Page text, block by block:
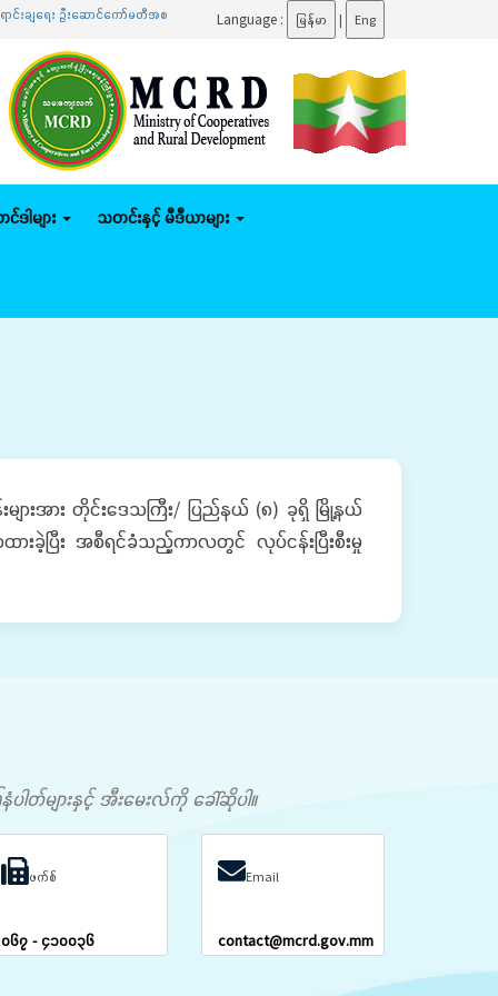
ျရေး ဦးဆောင်ကော်မတီအစည်းအဝေးသို့ တက်ရောက်.......ပြည်ထောင်စုဝန်ကြီး ဦးမျိုးဇော်သိမ်း
Language : မြန်မာ | Eng
ါများ သတင်းနှင့် မီဒီယာများ
ျားအား တိုင်းဒေသကြီး/ ပြည်နယ် (၈) ခုရှိ မြို့နယ်
းခဲ့ပြီး အစီရင်ခံသည့်ကာလတွင် လုပ်ငန်းပြီးစီးမှု
တ်များနှင့် အီးမေးလ်ကို ခေါ်ဆိုပါ။
ဖက်စ်
၀၆၇ - ၄၁၀၀၃၆
Email
contact@mcrd.gov.mm